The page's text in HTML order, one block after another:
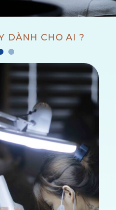
DÀNH CHO AI ?